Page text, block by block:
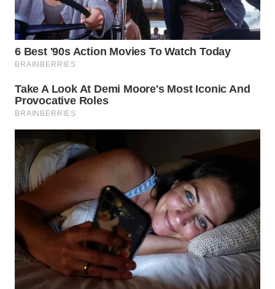
WN
INDRAMAYU
WN
KUNINGAN
WN
MAJALENGKA
WN
SUBANG
WN
SUKABUMI
PURWAKARTA